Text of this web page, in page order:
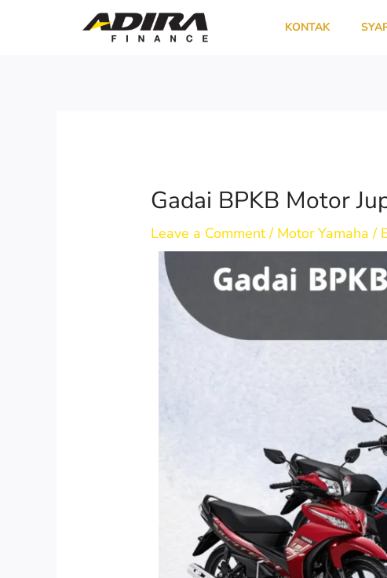
KONTAK
Gadai BPKB Motor
Leave a Comment / Motor Yamaha /